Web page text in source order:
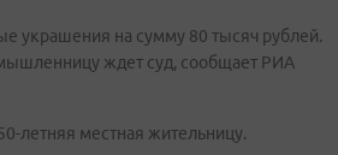
украшения на сумму 80 тысяч рублей.
ждет суд, сообщает РИА
летняя местная жительницу.